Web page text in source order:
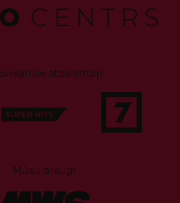
atbalstītāji
Mūsu draugi